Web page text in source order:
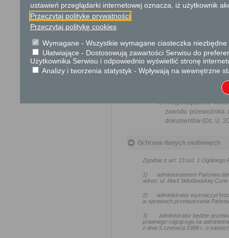
miesiąca."
W przypadku zawieszenia
licencji dokonuje zwrotu
Podstawa prawna
Ustawa z dnia 16
Ustawa z dnia 6
Rozporządzenie
zawodu przewoźnika
dokumentów (Dz. U.
Ochrona danych osobowych
Zgodnie z art. 13 ust. 1 Ogólnego
1) administratorem Państwa
adres: ul. Marii Skłodowskiej-
2) administrator wyznaczył
w sprawach przetwarzania
3) administrator będzie
prawnego ciążącego na
z dnia 5 czerwca 1998 r. o
ustawień przeglądarki internetowej oznacza, iż użytkownik
Przeczytaj politykę prywatności
Przeczytaj politykę cookies
Wymagane - Wszystkie wymagane ciasteczka
Ułatwiające - Dostosowują zawartości Serwisu do
Użytkownika Serwisu i odpowiednio wyświetlić stronę
Analizy i tworzenia statystyk - Wpływają na wewnętrzne